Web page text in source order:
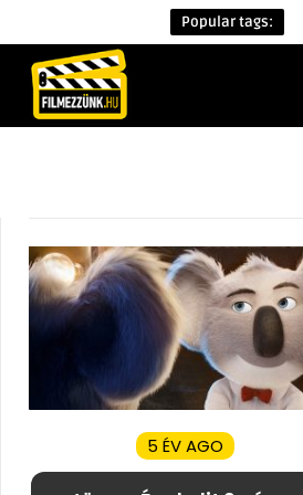
Popular tags:
5 ÉV AGO